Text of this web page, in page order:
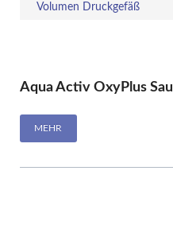
Volumen Druckgefäß
Aqua Activ OxyPlus
MEHR